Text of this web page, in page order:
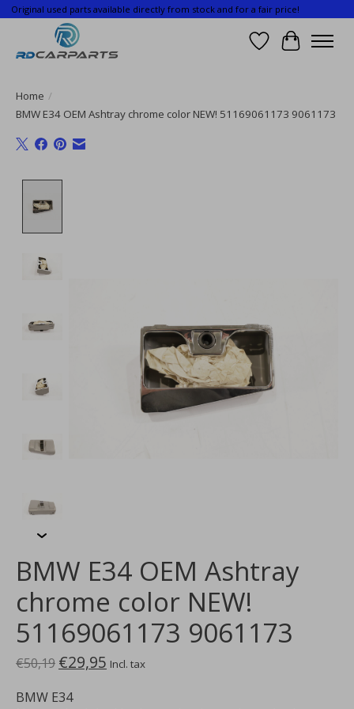
Original used parts available directly from stock and for a fair price!
WishlistCart
Home /
BMW E34 OEM Ashtray chrome color NEW! 51169061173 9061173
BMW E34 OEM Ashtray
chrome color NEW!
51169061173 9061173
€50,19 €29,95 Incl. tax
BMW E34